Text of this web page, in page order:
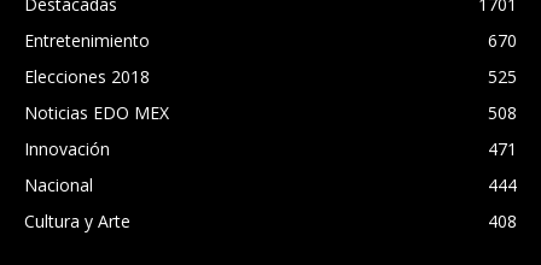
Destacadas
1701
Entretenimiento
670
Elecciones 2018
525
Noticias EDO MEX
508
Innovación
471
Nacional
444
Cultura y Arte
408